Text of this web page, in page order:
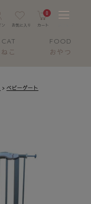
0
CAT
ねこ
FOOD
おやつ
ベビーゲート